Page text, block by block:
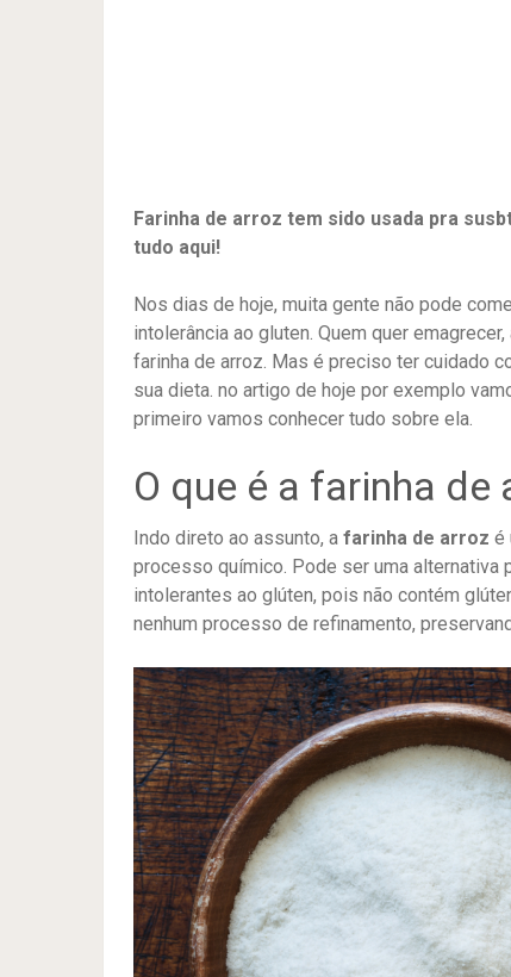
Farinha de arroz tem sido usada pra
tudo aqui!
Nos dias de hoje, muita gente não pode
intolerância ao gluten. Quem quer
farinha de arroz. Mas é preciso ter cuidado
sua dieta. no artigo de hoje por exemplo
primeiro vamos conhecer tudo sobre ela.
O que é a farinha de
Indo direto ao assunto, a farinha de arroz é
processo químico. Pode ser uma alternativa
intolerantes ao glúten, pois não contém
nenhum processo de refinamento,